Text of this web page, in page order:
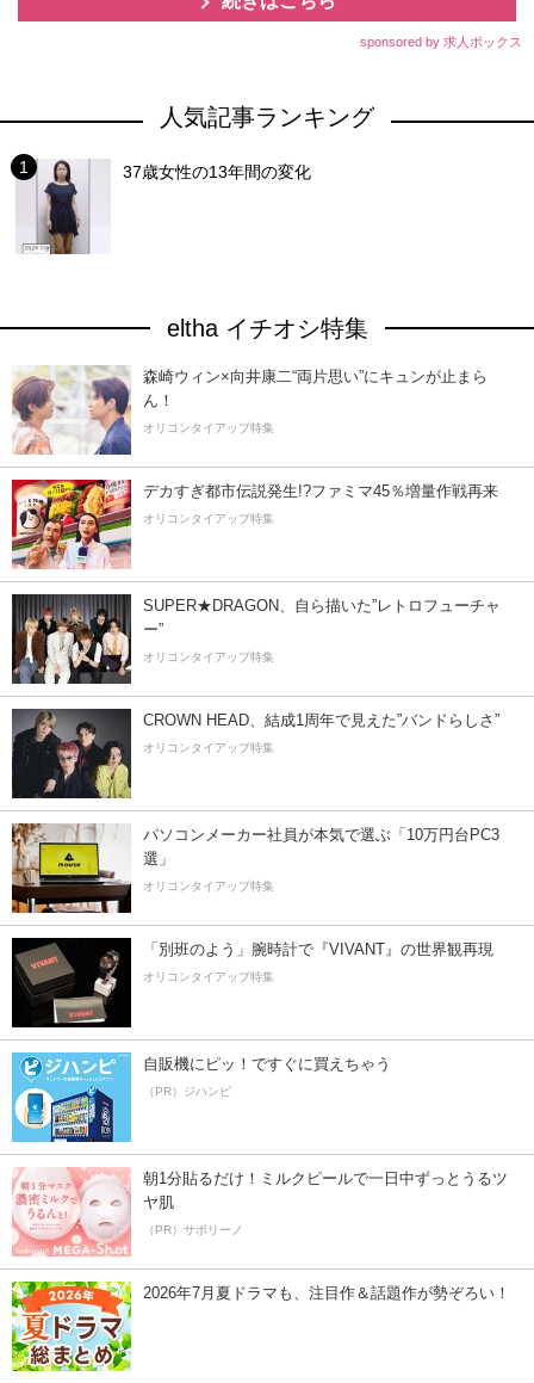
sponsored by 求人ボックス
人気記事ランキング
37歳女性の13年間の変化
eltha イチオシ特集
森崎ウィン×向井康二“両片思い”にキュンが止まら
ん！
オリコンタイアップ特集
デカすぎ都市伝説発生!?ファミマ45％増量作戦再来
オリコンタイアップ特集
SUPER★DRAGON、自ら描いた”レトロフューチャ
ー”
オリコンタイアップ特集
CROWN HEAD、結成1周年で見えた”バンドらしさ”
オリコンタイアップ特集
パソコンメーカー社員が本気で選ぶ「10万円台PC3
選」
オリコンタイアップ特集
「別班のよう」腕時計で『VIVANT』の世界観再現
オリコンタイアップ特集
自販機にピッ！ですぐに買えちゃう
（PR）ジハンピ
朝1分貼るだけ！ミルクピールで一日中ずっとうるツ
ヤ肌
（PR）サボリーノ
2026年7月夏ドラマも、注目作＆話題作が勢ぞろい！